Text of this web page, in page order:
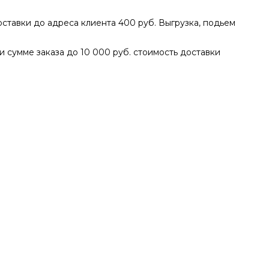
до адреса клиента 400 руб. Выгрузка, подьем
заказа до 10 000 руб. стоимость доставки